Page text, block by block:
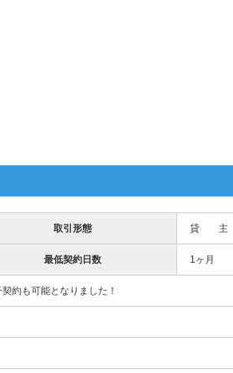
取引形態 貸 主
最低契約日数 1ヶ月
約も可能となりました！